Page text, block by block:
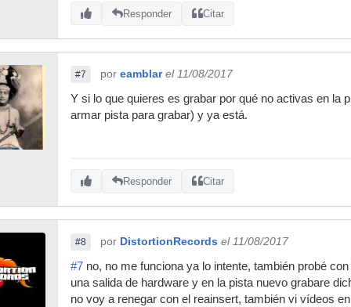
Responder Citar
#7 por eamblar el 11/08/2017
Y si lo que quieres es grabar por qué no activas en la
armar pista para grabar) y ya está.
Responder Citar
#8 por DistortionRecords el 11/08/2017
#7 no, no me funciona ya lo intente, también probé
una salida de hardware y en la pista nuevo grabare
no voy a renegar con el reainsert, también vi vídeos